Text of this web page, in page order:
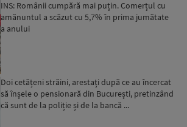
INS: Românii cumpără mai puțin. Comerțul cu
amănuntul a scăzut cu 5,7% în prima jumătate
a anului
Doi cetățeni străini, arestați după ce au încercat
să înșele o pensionară din București, pretinzând
că sunt de la poliție și de la bancă ...